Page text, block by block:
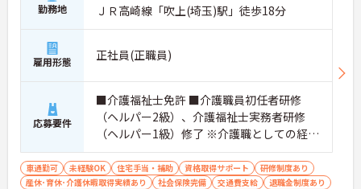
勤務地
ＪＲ高崎線「吹上(埼玉)駅」徒歩18分
雇用形態 正社員(正職員)
応募要件
■介護福祉士免許 ■介護職員初任者研修
（ヘルパー2級）、介護福祉士実務者研修
（ヘルパー1級）修了 ※介護職としての経験
があればなお可
車通勤可 未経験OK 住宅手当・補助 資格取得サポート
研修制度あり
産休･育休･介護休暇取得実績あり
社会保険完備 交通費支給 退職金制度あり